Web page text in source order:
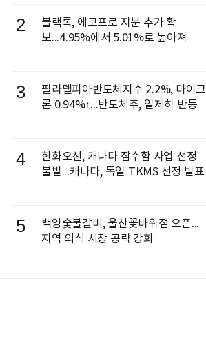
2
블랙록, 에코프로 지분 추가 확
보...4.95%에서 5.01%로 높아져
3
필라델피아반도체지수 2.2%, 마이크
론 0.94%↑...반도체주, 일제히 반등
4
한화오션, 캐나다 잠수함 사업 선정
불발...캐나다, 독일 TKMS 선정 발표
5
백양숯불갈비, 울산꽃바위점 오픈...
지역 외식 시장 공략 강화